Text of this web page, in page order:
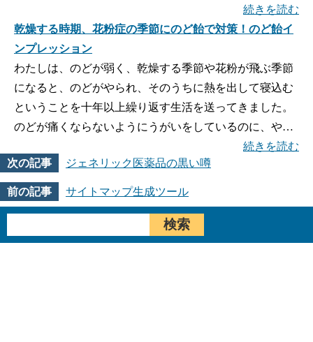
続きを読む
乾燥する時期、花粉症の季節にのど飴で対策！のど飴イ
ンプレッション
わたしは、のどが弱く、乾燥する季節や花粉が飛ぶ季節
になると、のどがやられ、そのうちに熱を出して寝込む
ということを十年以上繰り返す生活を送ってきました。
のどが痛くならないようにうがいをしているのに、や…
続きを読む
ジェネリック医薬品の黒い噂
サイトマップ生成ツール